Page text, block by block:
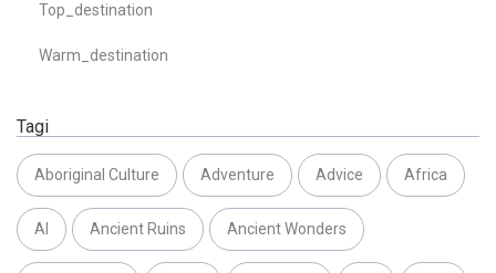
Top_destination
Warm_destination
Tagi
Aboriginal Culture Adventure Advice Africa
AI Ancient Ruins Ancient Wonders